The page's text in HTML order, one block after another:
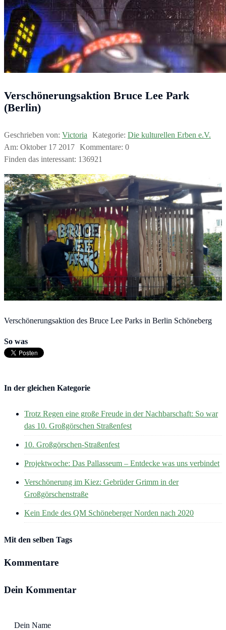
Verschönerungsaktion Bruce Lee Park
(Berlin)
Geschrieben von: Victoria Kategorie: Die kulturellen Erben e.V.
Am: Oktober 17 2017 Kommentare: 0
Finden das interessant: 136921
Verschönerungsaktion des Bruce Lee Parks in Berlin Schöneberg
So was
In der gleichen Kategorie
Trotz Regen eine große Freude in der Nachbarschaft: So war
das 10. Großgörschen Straßenfest
10. Großgörschen-Straßenfest
Projektwoche: Das Pallasseum – Entdecke was uns verbindet
Verschönerung im Kiez: Gebrüder Grimm in der
Großgörschenstraße
Kein Ende des QM Schöneberger Norden nach 2020
Mit den selben Tags
Kommentare
Dein Kommentar
Dein Name